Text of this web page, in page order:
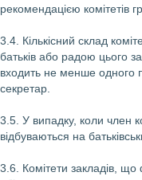
рекомендацією комітетів
3.4. Кількісний склад
батьків або радою цього
входить не менше одного
секретар.
3.5. У випадку, коли член
відбуваються на
3.6. Комітети закладів, що